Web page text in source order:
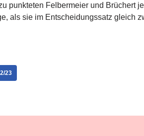
punkteten Felbermeier und Brüchert
als sie im Entscheidungssatz gleich
23